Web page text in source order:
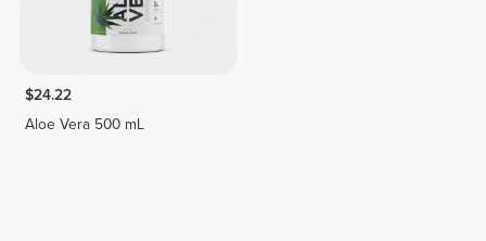
$24.22
Aloe Vera 500 mL